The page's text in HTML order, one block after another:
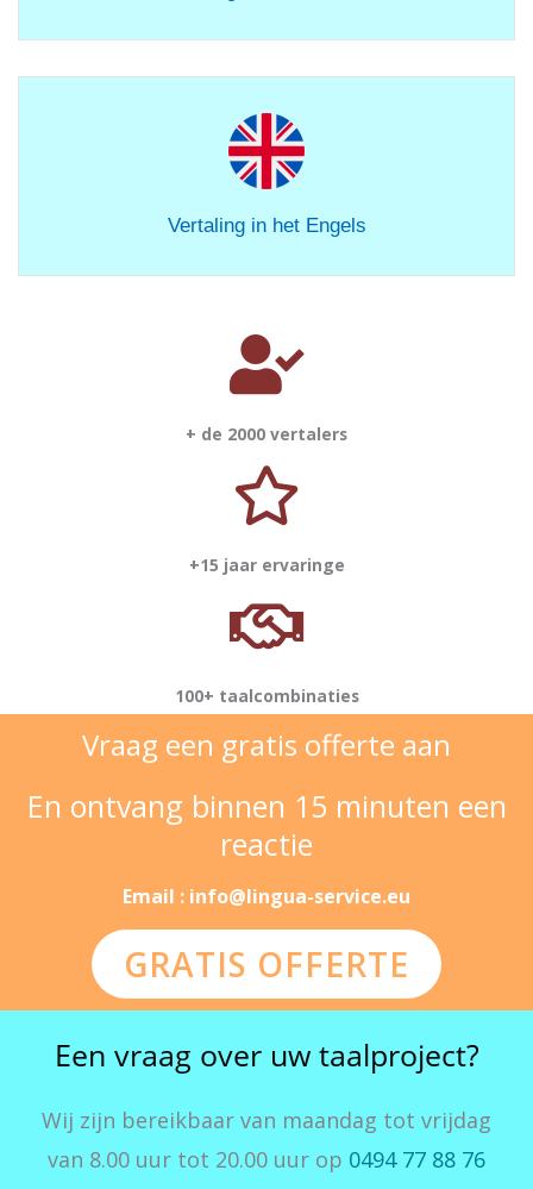
Vertaling in het Engels
+ de 2000 vertalers
+15 jaar ervaringe
100+ taalcombinaties
Vraag een gratis offerte aan
En ontvang binnen 15 minuten een
reactie
Email : info@lingua-service.eu
GRATIS OFFERTE
Een vraag over uw taalproject?
Wij zijn bereikbaar van maandag tot vrijdag
van 8.00 uur tot 20.00 uur op 0494 77 88 76